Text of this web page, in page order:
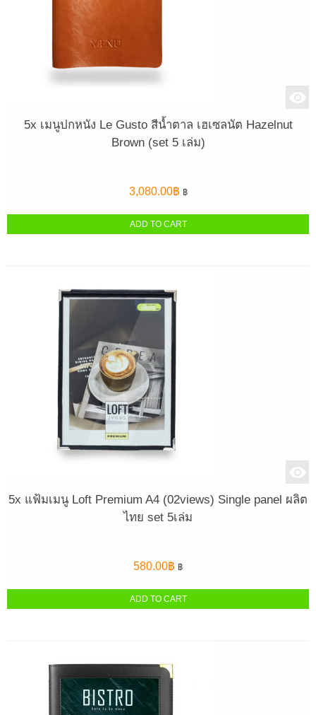
5x เมนูปกหนัง Le Gusto สีน้ำตาล เฮเซลนัต Hazelnut
Brown (set 5 เล่ม)
3,080.00฿ ฿
ADD TO CART
5x แฟ้มเมนู Loft Premium A4 (02views) Single panel ผลิต
ไทย set 5เล่ม
580.00฿ ฿
ADD TO CART